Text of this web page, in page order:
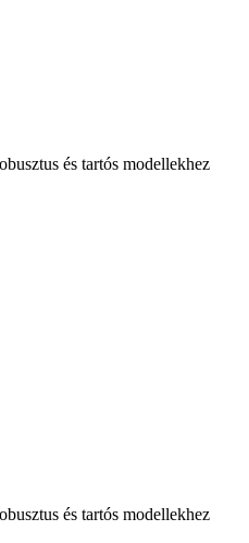
és tartós modellekhez
és tartós modellekhez